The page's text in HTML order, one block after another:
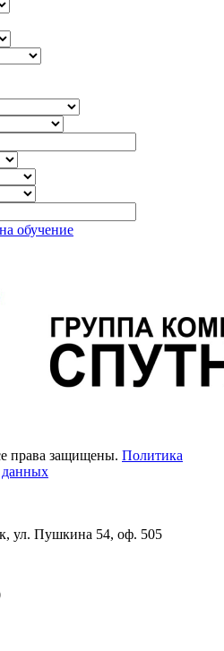
обучение
защищены. Политика
данных
ул. Пушкина 54, оф. 505